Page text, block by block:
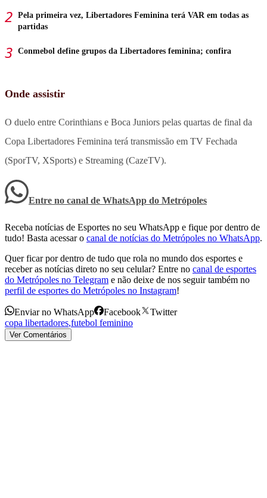
Pela primeira vez, Libertadores Feminina terá VAR em todas as
partidas
Conmebol define grupos da Libertadores feminina; confira
Onde assistir
O duelo entre Corinthians e Boca Juniors pelas quartas de final da
Copa Libertadores Feminina terá transmissão em TV Fechada
(SporTV, XSports) e Streaming (CazeTV).
Entre no canal de WhatsApp do Metrópoles
Receba notícias de Esportes no seu WhatsApp e fique por dentro de
tudo! Basta acessar o canal de notícias do Metrópoles no WhatsApp.
Quer ficar por dentro de tudo que rola no mundo dos esportes e
receber as notícias direto no seu celular? Entre no canal de esportes
do Metrópoles no Telegram e não deixe de nos seguir também no
perfil de esportes do Metrópoles no Instagram!
Enviar no WhatsApp Facebook
Twitter
copa libertadores,futebol feminino
Ver Comentários